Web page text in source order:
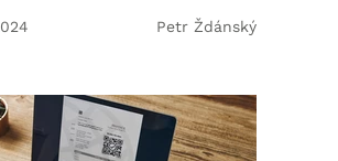
Petr Ždánský